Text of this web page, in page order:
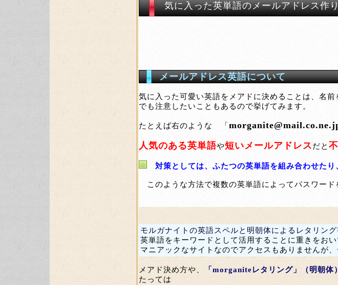
気に入った英単語のメールアドレス作
メールアドレス英語について
気に入った可愛い英語をメアドに決めることは、名
でも注意したいこともあるので挙げてみます。
たとえば右のような 「
人気のある英単語や短いメールアドレスだと
対策としては、ふたつの英単語を組み合わせた
このような方法で複数の英単語によってパスワード
モルガナイトの英語スペルと明朝体によるレタリン
英単語をキーワードとして活用することに重きをお
マニアックなサイトなのでアクセスもありませんが
メアド決め方や、 「morganiteレタリング」（明朝体）
たっては